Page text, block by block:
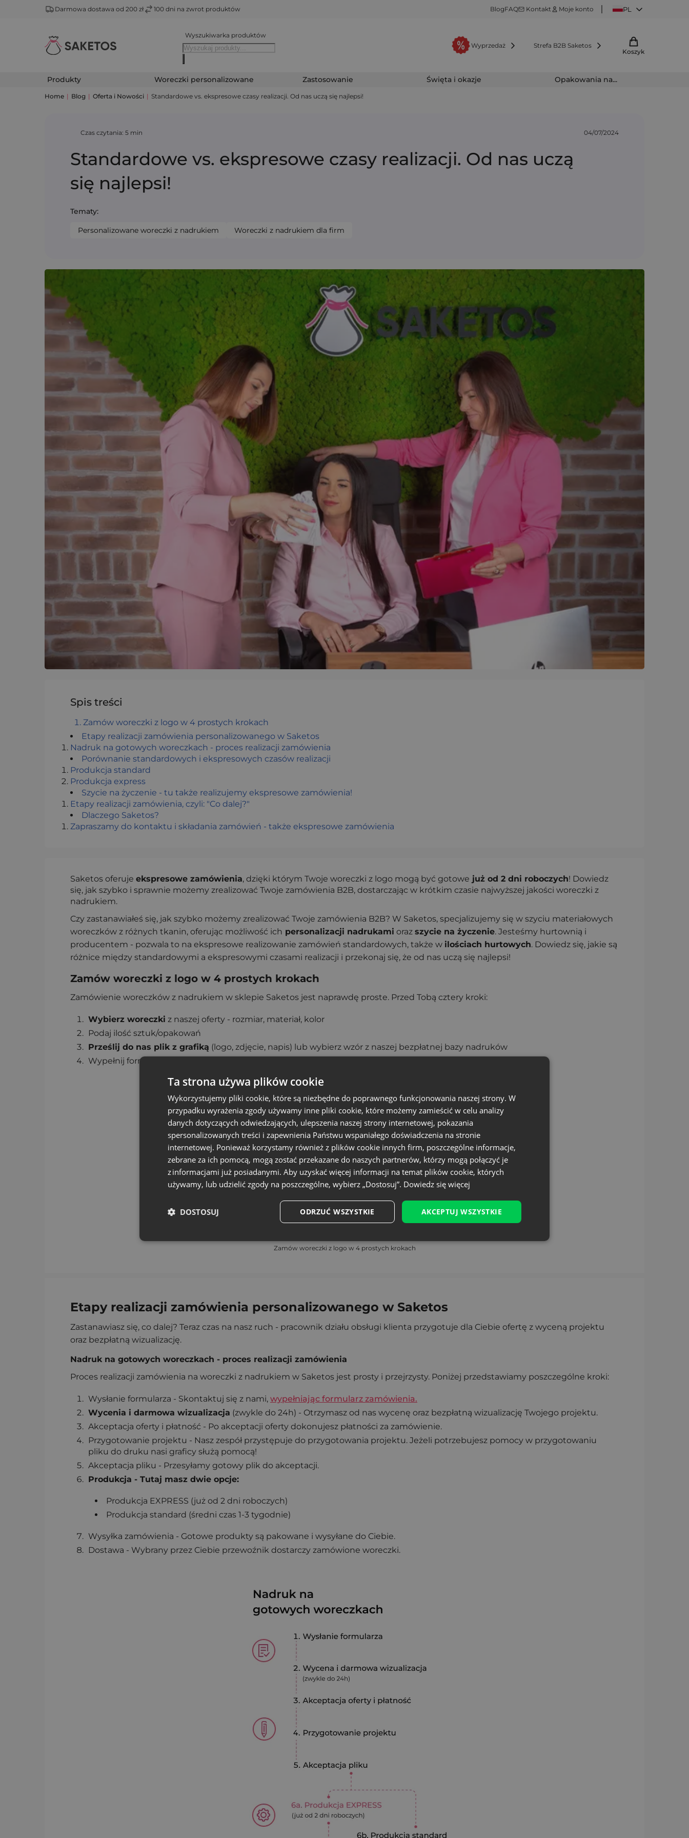
Darmowa dostawa od 200 zł 100 dni na zwrot produktów BlogFAQ Kontakt Moje konto PL
Wyszukiwarka produktów
Wyprzedaż
Strefa B2B Saketos
Koszyk
Produkty Woreczki personalizowane Zastosowanie Święta i okazje Opakowania na...
Home | Blog | Oferta i Nowości | Standardowe vs. ekspresowe czasy realizacji. Od nas uczą się najlepsi!
Czas czytania: 5 min 04/07/2024
Standardowe vs. ekspresowe czasy realizacji. Od nas uczą
się najlepsi!
Tematy:
Personalizowane woreczki z nadrukiem Woreczki z nadrukiem dla firm
Spis treści
Zamów woreczki z logo w 4 prostych krokach
Etapy realizacji zamówienia personalizowanego w Saketos
Nadruk na gotowych woreczkach - proces realizacji zamówienia
Porównanie standardowych i ekspresowych czasów realizacji
Produkcja standard
Produkcja express
Szycie na życzenie - tu także realizujemy ekspresowe zamówienia!
Etapy realizacji zamówienia, czyli: "Co dalej?"
Dlaczego Saketos?
Zapraszamy do kontaktu i składania zamówień - także ekspresowe zamówienia
Saketos oferuje ekspresowe zamówienia, dzięki którym Twoje woreczki z logo mogą być gotowe już od 2 dni roboczych! Dowiedz
się, jak szybko i sprawnie możemy zrealizować Twoje zamówienia B2B, dostarczając w krótkim czasie najwyższej jakości woreczki z
nadrukiem.
Czy zastanawiałeś się, jak szybko możemy zrealizować Twoje zamówienia B2B? W Saketos, specjalizujemy się w szyciu materiałowych
woreczków z różnych tkanin, oferując możliwość ich personalizacji nadrukami oraz szycie na życzenie. Jesteśmy hurtownią i
producentem - pozwala to na ekspresowe realizowanie zamówień standardowych, także w ilościach hurtowych. Dowiedz się, jakie są
różnice między standardowymi a ekspresowymi czasami realizacji i przekonaj się, że od nas uczą się najlepsi!
Zamów woreczki z logo w 4 prostych krokach
Zamówienie woreczków z nadrukiem w sklepie Saketos jest naprawdę proste. Przed Tobą cztery kroki:
Wybierz woreczki z naszej oferty - rozmiar, materiał, kolor
Podaj ilość sztuk/opakowań
Prześlij do nas plik z grafiką (logo, zdjęcie, napis) lub wybierz wzór z naszej bezpłatnej bazy nadruków
Wypełnij formularz i prześlij go do nas.
Zamów woreczki z logo w 4 prostych krokach
Etapy realizacji zamówienia personalizowanego w Saketos
Zastanawiasz się, co dalej? Teraz czas na nasz ruch - pracownik działu obsługi klienta przygotuje dla Ciebie ofertę z wyceną projektu
oraz bezpłatną wizualizację.
Nadruk na gotowych woreczkach - proces realizacji zamówienia
Proces realizacji zamówienia na woreczki z nadrukiem w Saketos jest prosty i przejrzysty. Poniżej przedstawiamy poszczególne kroki:
Wysłanie formularza - Skontaktuj się z nami, wypełniając formularz zamówienia.
Wycenia i darmowa wizualizacja (zwykle do 24h) - Otrzymasz od nas wycenę oraz bezpłatną wizualizację Twojego projektu.
Akceptacja oferty i płatność - Po akceptacji oferty dokonujesz płatności za zamówienie.
Przygotowanie projektu - Nasz zespół przystępuje do przygotowania projektu. Jeżeli potrzebujesz pomocy w przygotowaniu
pliku do druku nasi graficy służą pomocą!
Akceptacja pliku - Przesyłamy gotowy plik do akceptacji.
Produkcja - Tutaj masz dwie opcje:
Produkcja EXPRESS (już od 2 dni roboczych)
Produkcja standard (średni czas 1-3 tygodnie)
Wysyłka zamówienia - Gotowe produkty są pakowane i wysyłane do Ciebie.
Dostawa - Wybrany przez Ciebie przewoźnik dostarczy zamówione woreczki.
Ta strona używa plików cookie
Wykorzystujemy pliki cookie, które są niezbędne do poprawnego funkcjonowania naszej strony. W
przypadku wyrażenia zgody używamy inne pliki cookie, które możemy zamieścić w celu analizy
danych dotyczących odwiedzających, ulepszenia naszej strony internetowej, pokazania
spersonalizowanych treści i zapewnienia Państwu wspaniałego doświadczenia na stronie
internetowej. Ponieważ korzystamy również z plików cookie innych firm, poszczególne informacje,
zebrane za ich pomocą, mogą zostać przekazane do naszych partnerów, którzy mogą połączyć je
z informacjami już posiadanymi. Aby uzyskać więcej informacji na temat plików cookie, których
używamy, lub udzielić zgody na poszczególne, wybierz „Dostosuj”. Dowiedz się więcej
AKCEPTUJ WSZYSTKIE
ODRZUĆ WSZYSTKIE
DOSTOSUJ